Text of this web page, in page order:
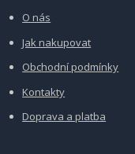
O nás
Jak nakupovat
Obchodní podmínky
Kontakty
Doprava a platba